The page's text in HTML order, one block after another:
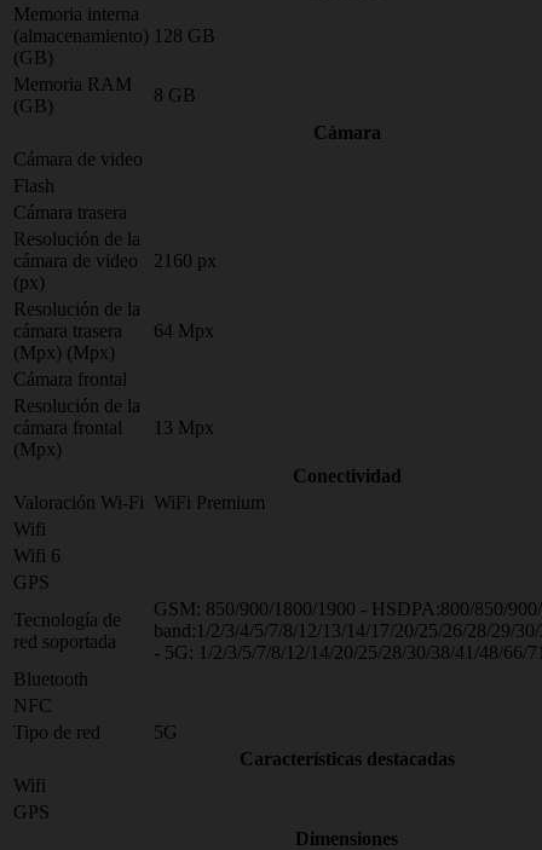
Memoria interna
(almacenamiento)
(GB)
128 GB
Memoria RAM
(GB)
8 GB
Cámara
Cámara de video
Flash
Cámara trasera
Resolución de la
cámara de video
(px)
2160 px
Resolución de la
cámara trasera
(Mpx) (Mpx)
64 Mpx
Cámara frontal
Resolución de la
cámara frontal
(Mpx)
13 Mpx
Conectividad
Valoración Wi-Fi WiFi Premium
Wifi
Wifi 6
GPS
Tecnología de
red soportada
GSM: 850/900/1800/1900 - HSDPA:800/850/
band:1/2/3/4/5/7/8/12/13/14/17/20/25/26/28/29/
- 5G: 1/2/3/5/7/8/12/14/20/25/28/30/38/41/48/66/
Bluetooth
NFC
Tipo de red
5G
Características destacadas
Wifi
GPS
Dimensiones